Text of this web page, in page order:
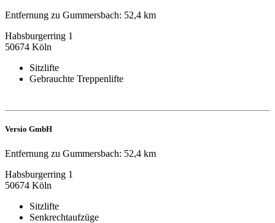
Entfernung zu Gummersbach: 52,4 km
Habsburgerring 1
50674 Köln
Sitzlifte
Gebrauchte Treppenlifte
Versio GmbH
Entfernung zu Gummersbach: 52,4 km
Habsburgerring 1
50674 Köln
Sitzlifte
Senkrechtaufzüge